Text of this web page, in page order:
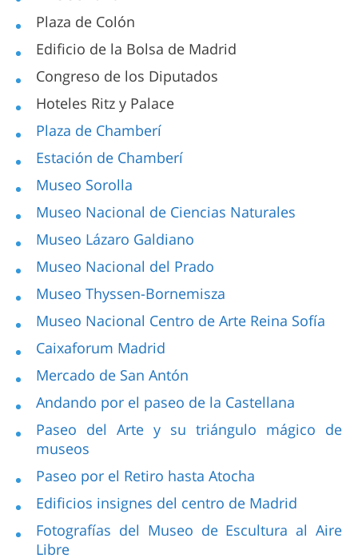
Plaza de Colón
Edificio de la Bolsa de Madrid
Congreso de los Diputados
Hoteles Ritz y Palace
Plaza de Chamberí
Estación de Chamberí
Museo Sorolla
Museo Nacional de Ciencias Naturales
Museo Lázaro Galdiano
Museo Nacional del Prado
Museo Thyssen-Bornemisza
Museo Nacional Centro de Arte Reina Sofía
Caixaforum Madrid
Mercado de San Antón
Andando por el paseo de la Castellana
Paseo del Arte y su triángulo mágico de
museos
Paseo por el Retiro hasta Atocha
Edificios insignes del centro de Madrid
Fotografías del Museo de Escultura al Aire
Libre